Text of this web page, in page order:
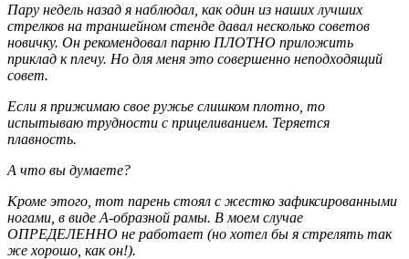
Пару недель назад я наблюдал, как один из наших лучших
стрелков на траншейном стенде давал несколько советов
новичку. Он рекомендовал парню ПЛОТНО приложить
приклад к плечу. Но для меня это совершенно неподходящий
совет.
Если я прижимаю свое ружье слишком плотно, то
испытываю трудности с прицеливанием. Теряется
плавность.
А что вы думаете?
Кроме этого, тот парень стоял с жестко зафиксированными
ногами, в виде А-образной рамы. В моем случае
ОПРЕДЕЛЕННО не работает (но хотел бы я стрелять так
же хорошо, как он!).